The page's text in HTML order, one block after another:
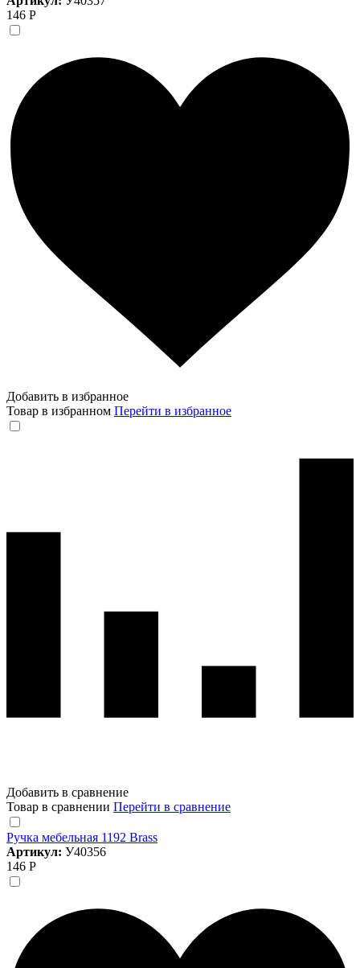
146 Р
Добавить в избранное
Товар в избранном Перейти в избранное
Добавить в сравнение
Товар в сравнении Перейти в сравнение
Ручка мебельная 1192 Brass
Артикул: У40356
146 Р